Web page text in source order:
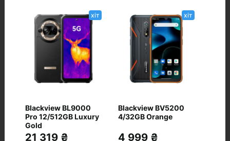
Немає питань про даний товар, станьте
першим і задайте своє питання.
хіт
Blackview BL9000
Pro 12/512GB Luxury
Gold
21 319 ₴
хіт
Blackview BV5200
4/32GB Orange
4 999 ₴